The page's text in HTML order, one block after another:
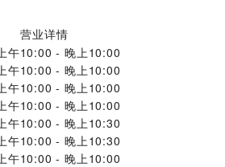
营业详情
上午10:00 - 晚上10:00
上午10:00 - 晚上10:00
上午10:00 - 晚上10:00
上午10:00 - 晚上10:00
上午10:00 - 晚上10:30
上午10:00 - 晚上10:30
上午10:00 - 晚上10:00